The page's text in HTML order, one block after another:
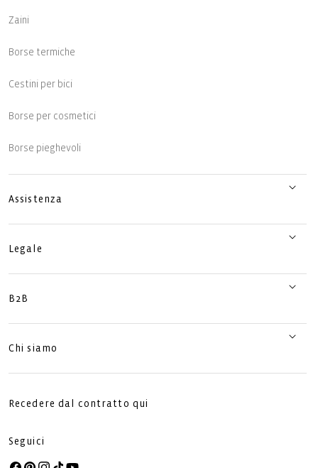
Zaini
Borse termiche
Cestini per bici
Borse per cosmetici
Borse pieghevoli
Assistenza
Legale
B2B
Chi siamo
Recedere dal contratto qui
Seguici